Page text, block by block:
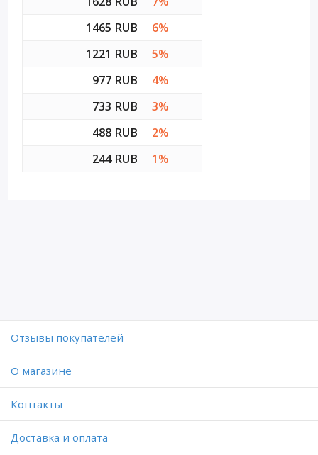
1465 RUB
6%
1221 RUB
5%
977 RUB
4%
733 RUB
3%
488 RUB
2%
244 RUB
1%
Отзывы покупателей
O магазине
Контакты
Доставка и оплата